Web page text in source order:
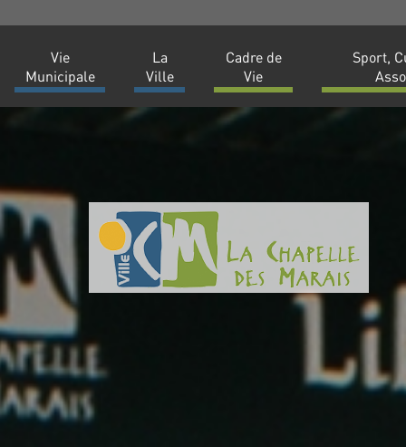
Vie
Municipale
La
Ville
Cadre de
Vie
Sport,